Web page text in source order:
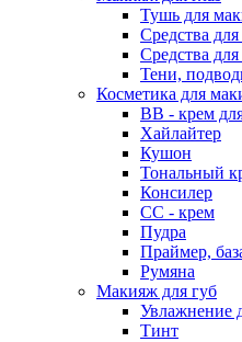
Тушь для
Средства
Средства
Тени,
Косметика для
ВВ - крем
Хайлайтер
Кушон
Тональный
Консилер
СС - крем
Пудра
Праймер,
Румяна
Макияж для губ
Увлажнение
Тинт